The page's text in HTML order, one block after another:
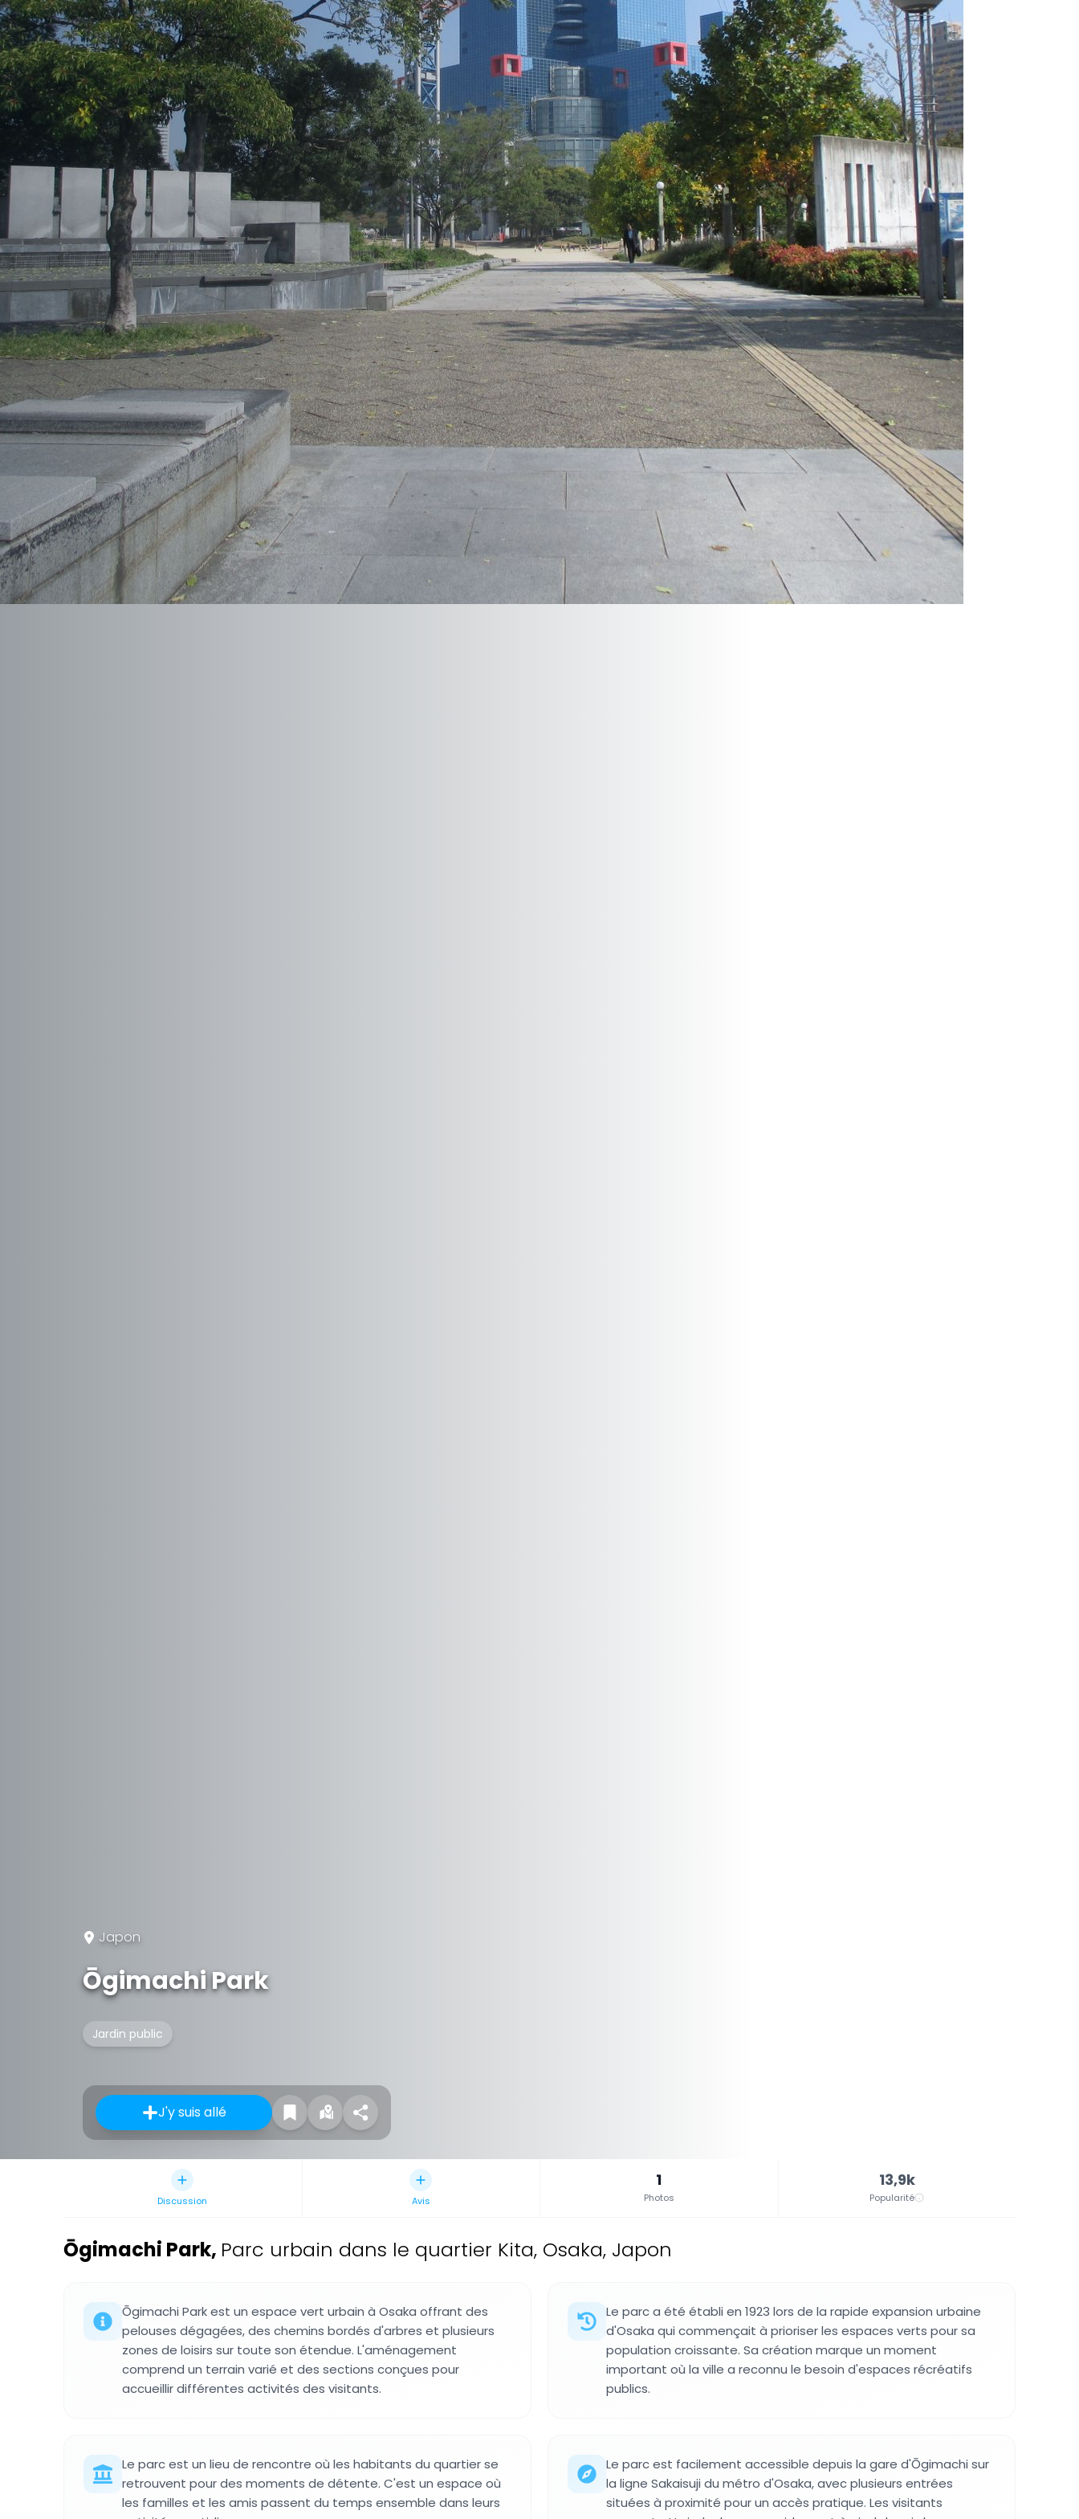
Japon
Ōgimachi Park
Jardin public
J'y suis allé
Discussion Avis
1
Photos
13,9k
Popularité
Ōgimachi Park, Parc urbain dans le quartier Kita, Osaka, Japon
Ōgimachi Park est un espace vert urbain à Osaka offrant des
pelouses dégagées, des chemins bordés d'arbres et plusieurs
zones de loisirs sur toute son étendue. L'aménagement
comprend un terrain varié et des sections conçues pour
accueillir différentes activités des visitants.
Le parc a été établi en 1923 lors de la rapide expansion urbaine
d'Osaka qui commençait à prioriser les espaces verts pour sa
population croissante. Sa création marque un moment
important où la ville a reconnu le besoin d'espaces récréatifs
publics.
Le parc est un lieu de rencontre où les habitants du quartier se
retrouvent pour des moments de détente. C'est un espace où
les familles et les amis passent du temps ensemble dans leurs
Le parc est facilement accessible depuis la gare d'Ōgimachi sur
la ligne Sakaisuji du métro d'Osaka, avec plusieurs entrées
situées à proximité pour un accès pratique. Les visitants